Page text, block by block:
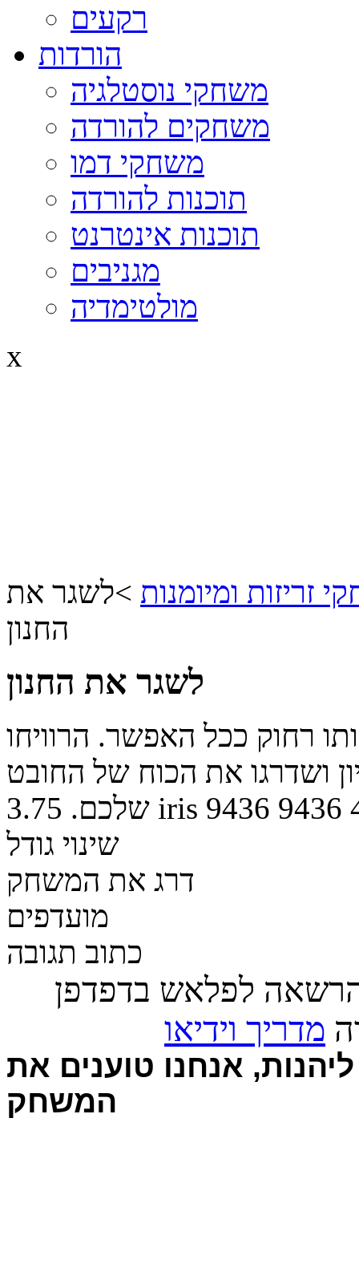
רקעים
הורדות
משחקי נוסטלגיה
משחקים להורדה
משחקי דמו
תוכנות להורדה
תוכנות אינטרנט
מגניבים
מולטימדיה
x
זריזות ומיומנות >לשגר את
החנון
לשגר את החנון
רחוק ככל האפשר. הרוויחו
ושדרגו את הכוח של החובט
שלכם. 3.75 iris 9436 9436
שינוי גודל
דרג את המשחק
מועדפים
כתוב תגובה
לפלאש בדפדפן
מדריך וידיאו
אנחנו טוענים את
המשחק